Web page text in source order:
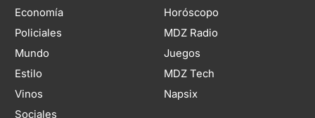
Economía
Policiales
Mundo
Estilo
Vinos
Sociales
Horóscopo
MDZ Radio
Juegos
MDZ Tech
Napsix